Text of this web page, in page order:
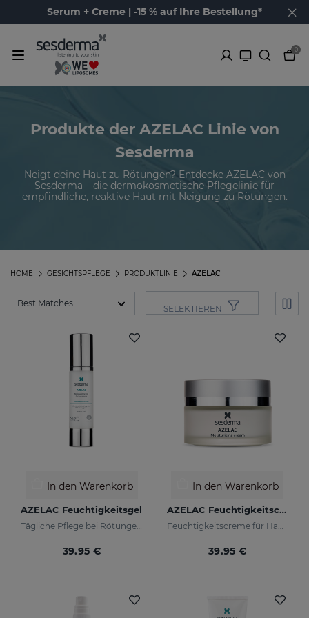
Serum + Creme | -15 % auf Ihre Bestellung*
0
Produkte der AZELAC Linie von
Sesderma
Neigt deine Haut zu Rötungen? Entdecke AZELAC von
Sesderma – die dermokosmetische Pflegelinie für
empfindliche, reaktive Haut mit Neigung zu Rötungen.
AZELAC
PRODUKTLINIE
GESICHTSPFLEGE
HOME
SELEKTIEREN
In den Warenkorb
AZELAC Feuchtigkeitsgel
Tägliche Pflege bei Rötungen und empfindlicher Haut
39.95 €
In den Warenkorb
AZELAC Feuchtigkeitscreme
Feuchtigkeitscreme für Haut mit Rötungen
39.95 €